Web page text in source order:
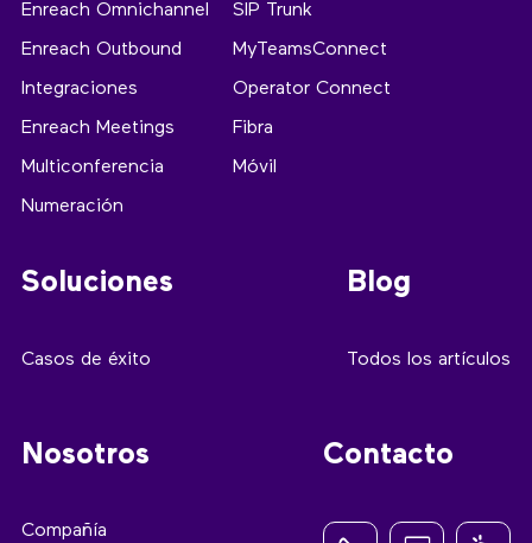
Enreach Omnichannel
Enreach Outbound
Integraciones
Enreach Meetings
Multiconferencia
Numeración
SIP Trunk
MyTeamsConnect
Operator Connect
Fibra
Móvil
Soluciones
Casos de éxito
Blog
Todos los artículos
Nosotros
Compañía
Contacto